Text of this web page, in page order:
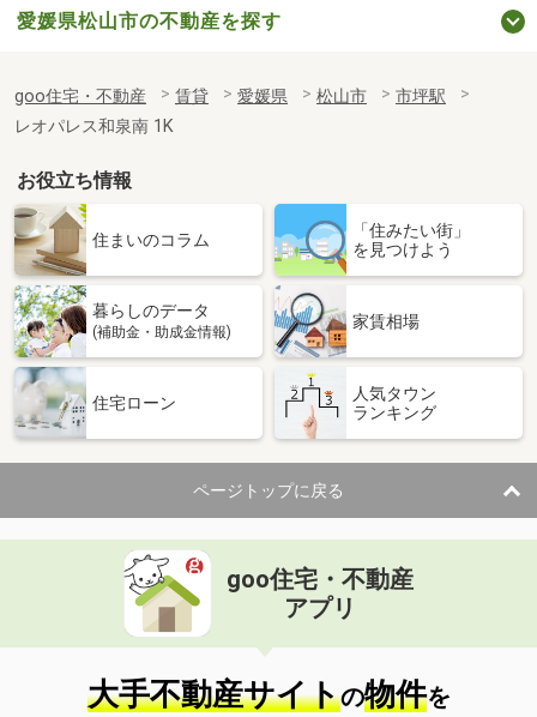
愛媛県松山市の不動産を探す
goo住宅・不動産 賃貸 愛媛県 松山市
市坪駅
レオパレス和泉南 1K
お役立ち情報
住まいのコラム
「住みたい街」
を見つけよう
暮らしのデータ
(補助金・助成金情報)
家賃相場
住宅ローン
人気タウン
ランキング
ページトップに戻る
goo住宅・不動産
アプリ
大手不動産サイトの物件を